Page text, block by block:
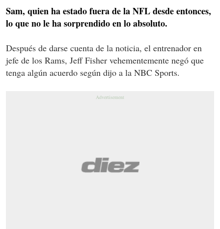
Sam, quien ha estado fuera de la NFL desde entonces,
lo que no le ha sorprendido en lo absoluto.
Después de darse cuenta de la noticia, el entrenador en
jefe de los Rams, Jeff Fisher vehementemente negó que
tenga algún acuerdo según dijo a la NBC Sports.